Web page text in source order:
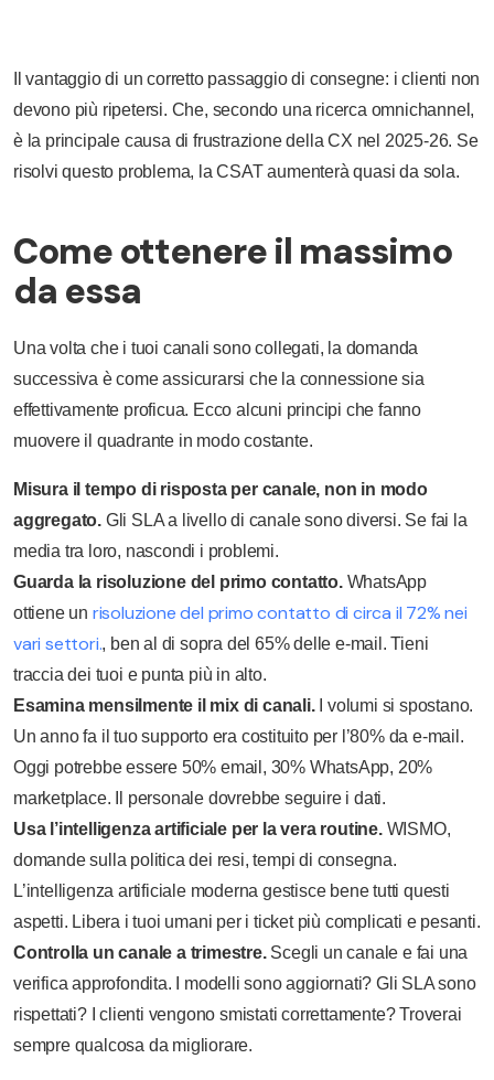
Il vantaggio di un corretto passaggio di consegne: i clienti non
devono più ripetersi. Che, secondo una ricerca omnichannel,
è la principale causa di frustrazione della CX nel 2025-26. Se
risolvi questo problema, la CSAT aumenterà quasi da sola.
Come ottenere il massimo
da essa
Una volta che i tuoi canali sono collegati, la domanda
successiva è come assicurarsi che la connessione sia
effettivamente proficua. Ecco alcuni principi che fanno
muovere il quadrante in modo costante.
Misura il tempo di risposta per canale, non in modo
aggregato. Gli SLA a livello di canale sono diversi. Se fai la
media tra loro, nascondi i problemi.
Guarda la risoluzione del primo contatto.WhatsApp
ottiene un risoluzione del primo contatto di circa il 72% nei
vari settori., ben al di sopra del 65% delle e-mail. Tieni
traccia dei tuoi e punta più in alto.
Esamina mensilmente il mix di canali.I volumi si spostano.
Un anno fa il tuo supporto era costituito per l’80% da e-mail.
Oggi potrebbe essere 50% email, 30% WhatsApp, 20%
marketplace. Il personale dovrebbe seguire i dati.
Usa l’intelligenza artificiale per la vera routine.WISMO,
domande sulla politica dei resi, tempi di consegna.
L’intelligenza artificiale moderna gestisce bene tutti questi
aspetti. Libera i tuoi umani per i ticket più complicati e pesanti.
Controlla un canale a trimestre.Scegli un canale e fai una
verifica approfondita. I modelli sono aggiornati? Gli SLA sono
rispettati? I clienti vengono smistati correttamente? Troverai
sempre qualcosa da migliorare.